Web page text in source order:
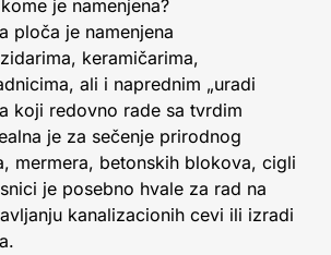
je namenjena?
ploča je namenjena
keramičarima,
ali i naprednim „uradi
koji redovno rade sa tvrdim
je za sečenje prirodnog
mermera, betonskih blokova, cigli
je posebno hvale za rad na
kanalizacionih cevi ili izradi